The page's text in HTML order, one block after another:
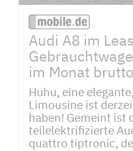
Audi A8 im
im Monat
Huhu, eine
Limousine ist
haben! Gemeint ist
teilelektrifizierte
quattro tiptronic,